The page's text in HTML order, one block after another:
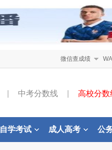
微信查成绩
中考分数线 高校分数
自学考试 成人高考 公